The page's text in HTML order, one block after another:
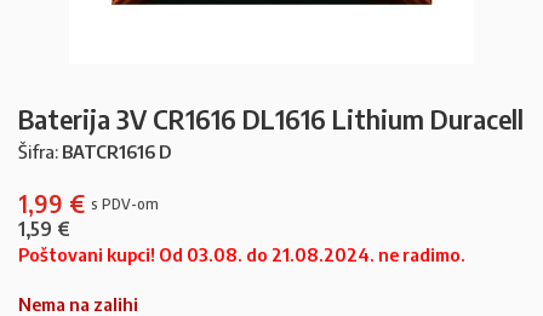
Baterija 3V CR1616 DL1616 Lithium Duracell
Šifra: BATCR1616 D
1,99 €
1,59 €
Poštovani kupci! Od 03.08. do 21.08.2024. ne radimo.
Nema na zalihi